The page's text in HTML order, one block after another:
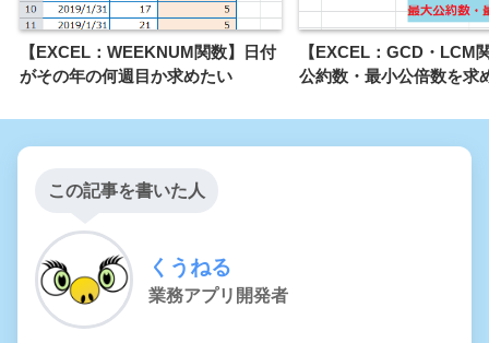
【EXCEL：WEEKNUM関数】日付
がその年の何週目か求めたい
【EXCEL：GCD・LCM
公約数・最小公倍数を求
この記事を書いた人
くうねる
業務アプリ開発者